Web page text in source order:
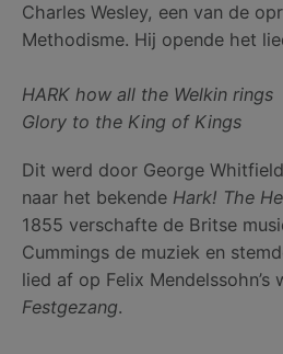
Charles Wesley, een van de
Methodisme. Hij opende het
HARK how all the Welkin rings
Glory to the King of Kings
Dit werd door George
naar het bekende Hark! The
1855 verschafte de Britse
Cummings de muziek en
lied af op Felix Mendelssohn’s
Festgezang.